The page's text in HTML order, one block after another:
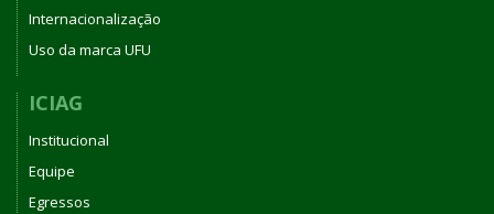
Internacionalização
Uso da marca UFU
ICIAG
Institucional
Equipe
Egressos